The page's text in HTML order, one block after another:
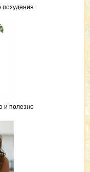
похудения
и полезно